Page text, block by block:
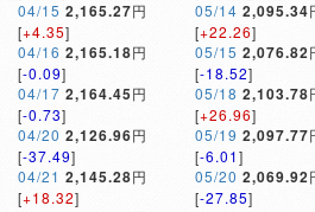
04/15 2,165.27円
[+4.35]
04/16 2,165.18円
[-0.09]
04/17 2,164.45円
[-0.73]
04/20 2,126.96円
[-37.49]
04/21 2,145.28円
[+18.32]
05/14 2,095.34
[+22.26]
05/15 2,076.82
[-18.52]
05/18 2,103.78
[+26.96]
05/19 2,097.77
[-6.01]
05/20 2,069.92
[-27.85]